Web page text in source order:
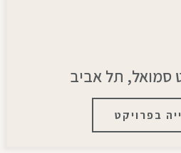
סמואל, תל אביב
בפרויקט